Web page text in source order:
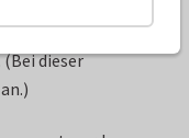
aus runden
dieser